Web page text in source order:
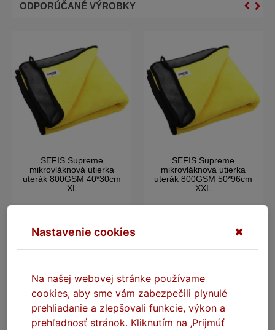
ODPORÚČANÉ VÝROBKY
SEFIS Supreme
mikrovláknová utierka
uterák 800GSM 40*30cm
XL
SEFIS Supreme
mikrovláknová utierka
uterák 800GSM 50*96cm
XXL
SÚVISIACE PRODUKTY
Nastavenie cookies ✖
Na našej webovej stránke používame
cookies, aby sme vám zabezpečili plynulé
prehliadanie a zlepšovali funkcie, výkon a
prehľadnosť stránok. Kliknutím na ‚Prijmúť